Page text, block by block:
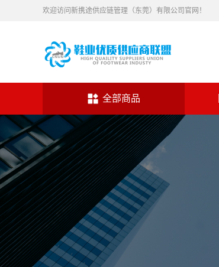
欢迎访问新携途供应链管理（东莞）有限公司官网！
全部商品